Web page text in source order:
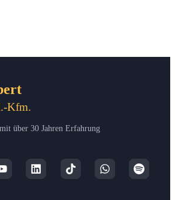
Kfm.
über 30 Jahren Erfahrung